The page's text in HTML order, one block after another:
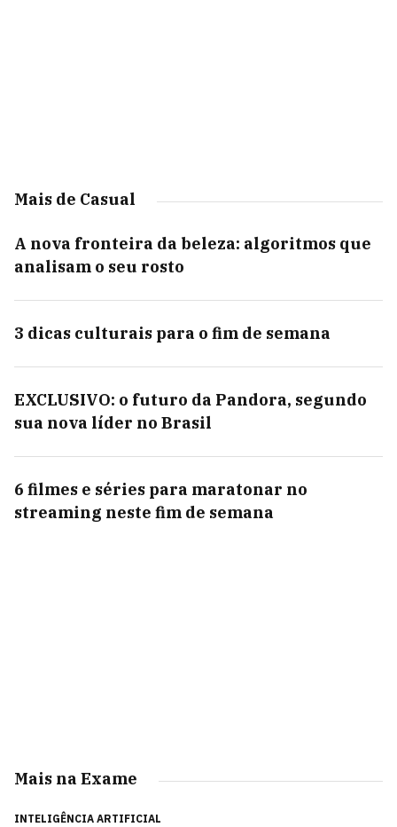
Mais de Casual
A nova fronteira da beleza: algoritmos que
analisam o seu rosto
3 dicas culturais para o fim de semana
EXCLUSIVO: o futuro da Pandora, segundo
sua nova líder no Brasil
6 filmes e séries para maratonar no
streaming neste fim de semana
Mais na Exame
INTELIGÊNCIA ARTIFICIAL